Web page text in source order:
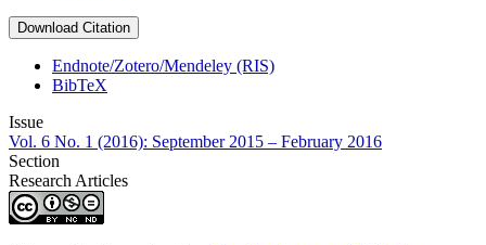
Download Citation
Endnote/Zotero/Mendeley (RIS)
BibTeX
Issue
Vol. 6 No. 1 (2016): September 2015 – February 2016
Section
Research Articles